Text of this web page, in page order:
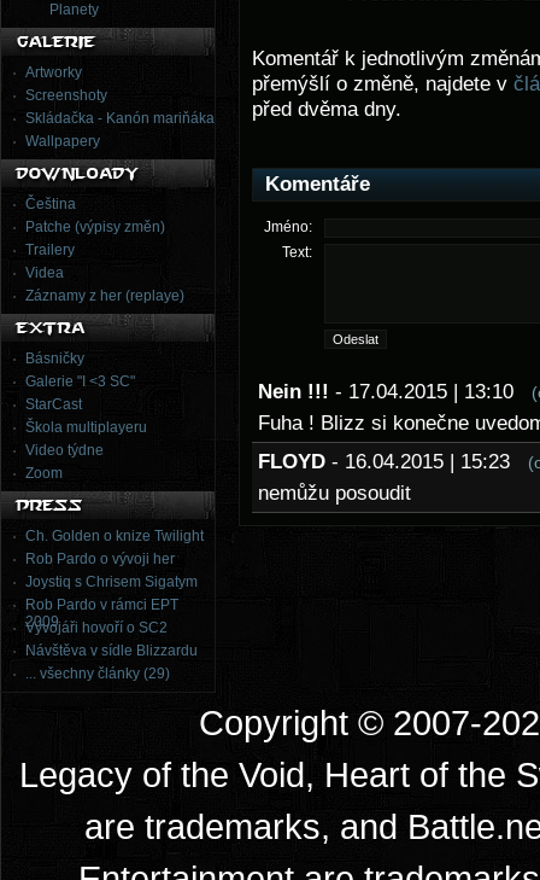
Planety
Artworky
Screenshoty
Skládačka - Kanón mariňáka
Wallpapery
Čeština
Patche (výpisy změn)
Trailery
Videa
Záznamy z her (replaye)
Básničky
Galerie "I <3 SC"
StarCast
Škola multiplayeru
Video týdne
Zoom
Ch. Golden o knize Twilight
Rob Pardo o vývoji her
Joystiq s Chrisem Sigatym
Rob Pardo v rámci EPT
2009
Vývojáři hovoří o SC2
Návštěva v sídle Blizzardu
... všechny články (29)
Komentář k jednotlivým
přemýšlí o změně, najdete v
před dvěma dny.
Komentáře
Jméno:
Text:
Nein !!! - 17.04.2015 | 13:10
Fuha ! Blizz si konečne
FLOYD - 16.04.2015 | 15:23
nemůžu posoudit
Copyright © 2007-
Legacy of the Void, Heart of the
are trademarks, and